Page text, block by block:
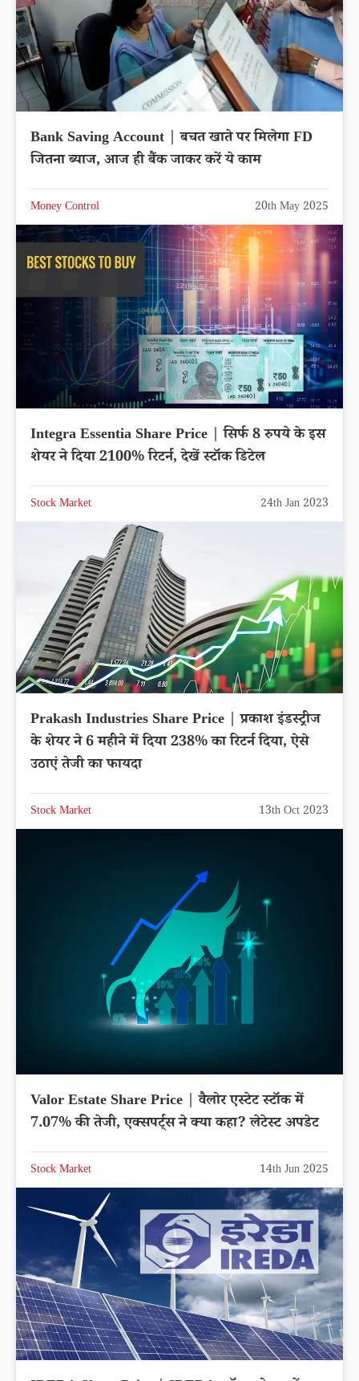
Bank Saving Account | बचत खाते पर मिलेगा FD
जितना ब्याज, आज ही बैंक जाकर करें ये काम
Money Control 20th May 2025
Integra Essentia Share Price | सिर्फ 8 रुपये के इस
शेयर ने दिया 2100% रिटर्न, देखें स्टॉक डिटेल
Stock Market 24th Jan 2023
Prakash Industries Share Price | प्रकाश इंडस्ट्रीज
के शेयर ने 6 महीने में दिया 238% का रिटर्न दिया, ऐसे
उठाएं तेजी का फायदा
Stock Market 13th Oct 2023
Valor Estate Share Price | वैलोर एस्टेट स्टॉक में
7.07% की तेजी, एक्सपर्ट्स ने क्या कहा? लेटेस्ट अपडेट
Stock Market 14th Jun 2025